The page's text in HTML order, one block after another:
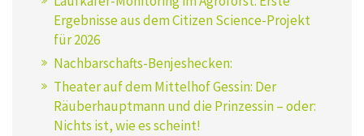
Ergebnisse aus dem Citizen Science-Projekt
für 2026
Nachbarschafts-Benjeshecken:
Theater auf dem Mittelhof Gessin: Der
Räuberhauptmann und die Prinzessin – oder:
Nichts ist, wie es scheint!